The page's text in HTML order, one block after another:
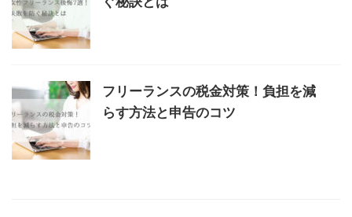
フリーランスの税金対策！負担を減
らす方法と申告のコツ